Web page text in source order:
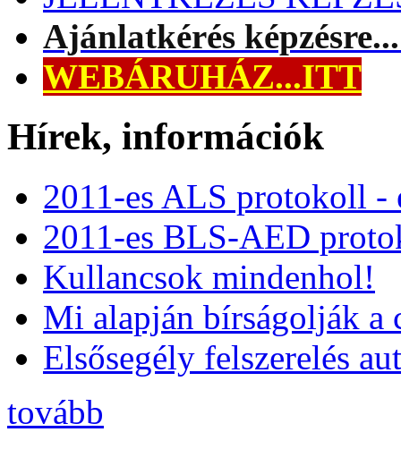
Ajánlatkérés
WEBÁRUHÁZ...ITT
Hírek, információk
2011-es ALS protokoll -
2011-es BLS-AED
Kullancsok mindenhol!
Mi alapján bírságolják a
Elsősegély felszerelés
tovább